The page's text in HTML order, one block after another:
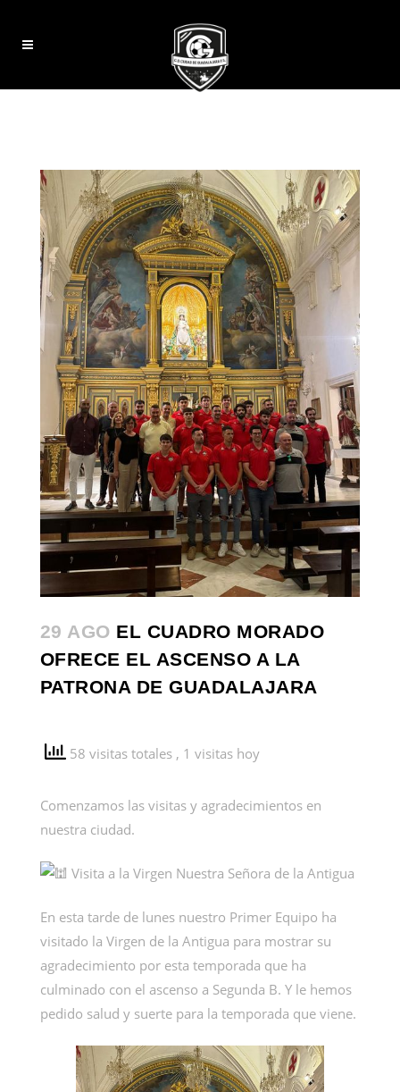
29 AGO EL CUADRO MORADO
OFRECE EL ASCENSO A LA
PATRONA DE GUADALAJARA
58 visitas totales , 1 visitas hoy
Comenzamos las visitas y agradecimientos en
nuestra ciudad.
Visita a la Virgen Nuestra Señora de la Antigua
En esta tarde de lunes nuestro Primer Equipo ha
visitado la Virgen de la Antigua para mostrar su
agradecimiento por esta temporada que ha
culminado con el ascenso a Segunda B. Y le hemos
pedido salud y suerte para la temporada que viene.